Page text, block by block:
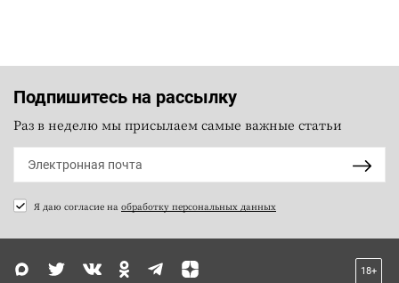
Подпишитесь на рассылку
Раз в неделю мы присылаем самые важные статьи
Я даю согласие на обработку персональных данных
18+